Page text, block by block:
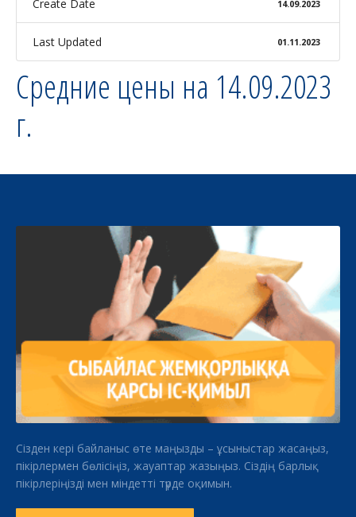
Create Date 14.09.2023
Last Updated 01.11.2023
Средние цены на 14.09.2023
г.
Сізден кері байланыс өте маңызды – ұсыныстар жасаңыз,
пікірлермен бөлісіңіз, жауаптар жазыңыз. Сіздің барлық
пікірлеріңізді мен міндетті түрде оқимын.